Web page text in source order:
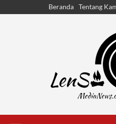
Beranda Tentang